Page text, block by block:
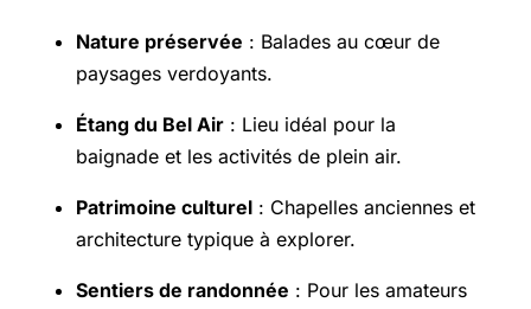
Nature préservée : Balades au cœur de
paysages verdoyants.
Étang du Bel Air : Lieu idéal pour la
baignade et les activités de plein air.
Patrimoine culturel : Chapelles anciennes et
architecture typique à explorer.
Sentiers de randonnée : Pour les amateurs